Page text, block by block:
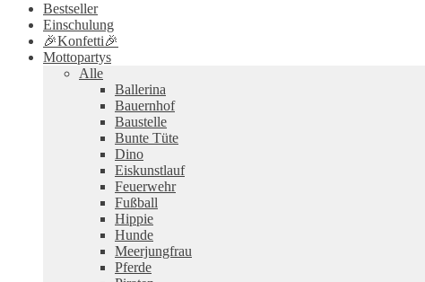
Bestseller
Einschulung
🎉Konfetti🎉
Mottopartys
Alle
Ballerina
Bauernhof
Baustelle
Bunte Tüte
Dino
Eiskunstlauf
Feuerwehr
Fußball
Hippie
Hunde
Meerjungfrau
Pferde